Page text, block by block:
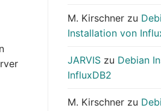
M. Kirschner zu
Installation von
JARVIS zu Debian
InfluxDB2
M. Kirschner zu